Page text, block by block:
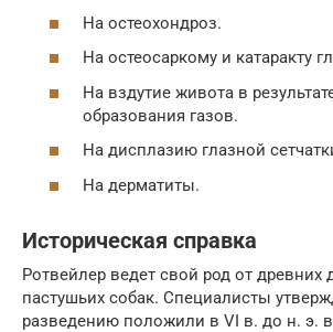
На остеохондроз.
На остеосаркому и катаракту
На вздутие живота в
образования газов.
На дисплазию глазной
На дерматиты.
Историческая справка
Ротвейлер ведет свой род от древних
пастушьих собак. Специалисты
разведению положили в VI в. до н. э.